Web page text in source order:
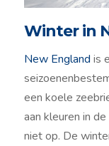
Winter in
New England is
een koele
aan kleuren in
niet op. De